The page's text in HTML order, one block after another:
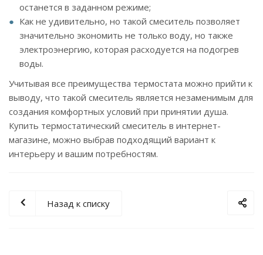
останется в заданном режиме;
Как не удивительно, но такой смеситель позволяет
значительно экономить не только воду, но также
электроэнергию, которая расходуется на подогрев
воды.
Учитывая все преимущества термостата можно прийти к
выводу, что такой смеситель является незаменимым для
создания комфортных условий при принятии душа.
Купить термостатический смеситель в интернет-
магазине, можно выбрав подходящий вариант к
интерьеру и вашим потребностям.
Назад к списку